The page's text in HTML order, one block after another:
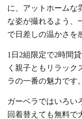
に、アットホームな
な姿が撮れるよう、
で日差しの温かさを
1日2組限定で2時間
く親子ともリラック
ラの一番の魅力です。
ガーベラではいろい
回着替えても無料で